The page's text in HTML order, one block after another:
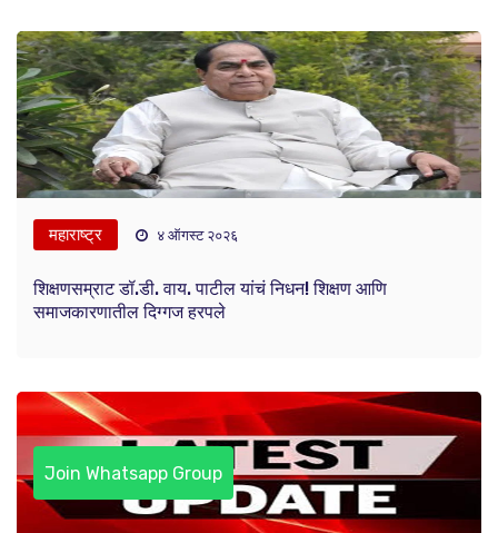
महाराष्ट्र ४ ऑगस्ट २०२६
शिक्षणसम्राट डॉ.डी. वाय. पाटील यांचं निधन! शिक्षण आणि
समाजकारणातील दिग्गज हरपले
Join Whatsapp Group